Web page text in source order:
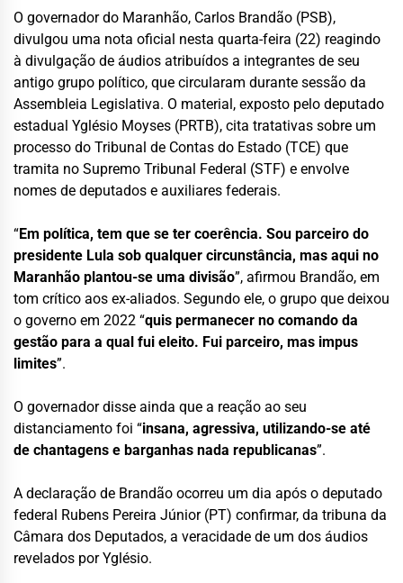
O governador do Maranhão, Carlos Brandão (PSB),
divulgou uma nota oficial nesta quarta-feira (22) reagindo
à divulgação de áudios atribuídos a integrantes de seu
antigo grupo político, que circularam durante sessão da
Assembleia Legislativa. O material, exposto pelo deputado
estadual Yglésio Moyses (PRTB), cita tratativas sobre um
processo do Tribunal de Contas do Estado (TCE) que
tramita no Supremo Tribunal Federal (STF) e envolve
nomes de deputados e auxiliares federais.
“Em política, tem que se ter coerência. Sou parceiro do
presidente Lula sob qualquer circunstância, mas aqui no
Maranhão plantou-se uma divisão”, afirmou Brandão, em
tom crítico aos ex-aliados. Segundo ele, o grupo que deixou
o governo em 2022 “quis permanecer no comando da
gestão para a qual fui eleito. Fui parceiro, mas impus
limites”.
O governador disse ainda que a reação ao seu
distanciamento foi “insana, agressiva, utilizando-se até
de chantagens e barganhas nada republicanas”.
A declaração de Brandão ocorreu um dia após o deputado
federal Rubens Pereira Júnior (PT) confirmar, da tribuna da
Câmara dos Deputados, a veracidade de um dos áudios
revelados por Yglésio.